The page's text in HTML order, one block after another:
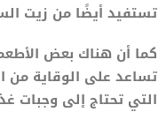
تستفيد أيضًا من زيت
كما أن هناك بعض
تساعد على الوقاية من
التي تحتاج إلى وجبات